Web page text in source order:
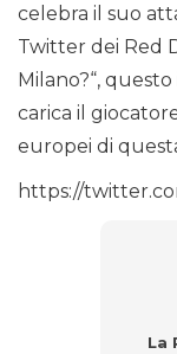
celebra il suo
Twitter dei Red
Milano?“,
carica il
europei di
https://
La